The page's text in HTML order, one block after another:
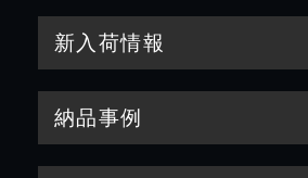
新入荷情報
納品事例